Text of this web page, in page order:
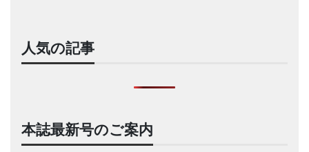
人気の記事
本誌最新号のご案内